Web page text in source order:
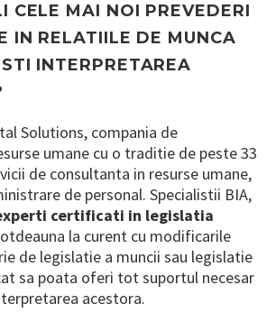
CELE MAI NOI PREVEDERI
IN RELATIILE DE MUNCA
INTERPRETAREA
Solutions, compania de
umane cu o traditie de peste 33
de consultanta in resurse umane,
de personal. Specialistii BIA,
certificati in legislatia
la curent cu modificarile
de legislatie a muncii sau legislatie
sa poata oferi tot suportul necesar
acestora.